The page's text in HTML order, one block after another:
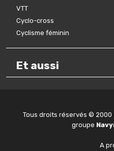
VTT
Cyclo-cross
Cyclisme féminin
Et aussi
Tous droits réservés © 2000
groupe
A